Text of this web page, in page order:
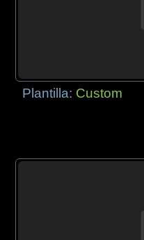
Plantilla: Custom